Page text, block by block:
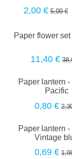
2,00 € 5,00 €
Paper flower
11,40 €
Paper lantern -
Pacific
0,80 €
Paper lantern -
Vintage
0,69 €